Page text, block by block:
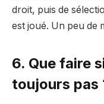
droit, puis de
est joué. Un peu de
6. Que faire
toujours pas